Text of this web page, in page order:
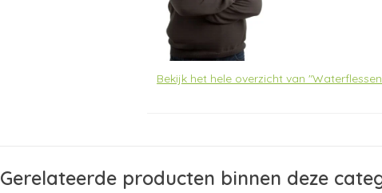
Bekijk het hele overzicht van
Gerelateerde producten binnen deze